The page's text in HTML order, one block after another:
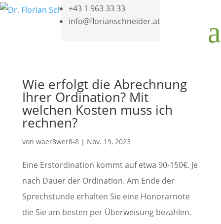
+43 1 963 33 33
info@florianschneider.at
a
Wie erfolgt die Abrechnung
Ihrer Ordination? Mit
welchen Kosten muss ich
rechnen?
von waer8wer8-8| Nov. 19, 2023
Eine Erstordination kommt auf etwa 90-150€. Je
nach Dauer der Ordination. Am Ende der
Sprechstunde erhalten Sie eine Honorarnote
die Sie am besten per Überweisung bezahlen.